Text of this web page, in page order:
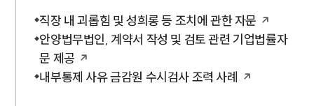
직장 내 괴롭힘 및 성희롱 등 조치에 관한 자문
안양법무법인, 계약서 작성 및 검토 관련 기업법률자
문 제공
내부통제 사유 금감원 수시검사 조력 사례